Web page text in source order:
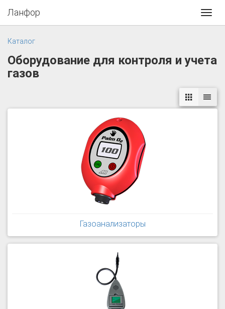
Ланфор
Каталог
Оборудование для контроля и учета
газов
Газоанализаторы